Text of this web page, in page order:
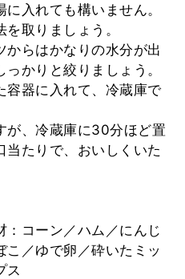
入れても構いません。
取りましょう。
らはかなりの水分が出
かりと絞りましょう。
容器に入れて、冷蔵庫で
が、冷蔵庫に30分ほど置
当たりで、おいしくいた
コーン／ハム／にんじ
こ／ゆで卵／砕いたミッ
ス